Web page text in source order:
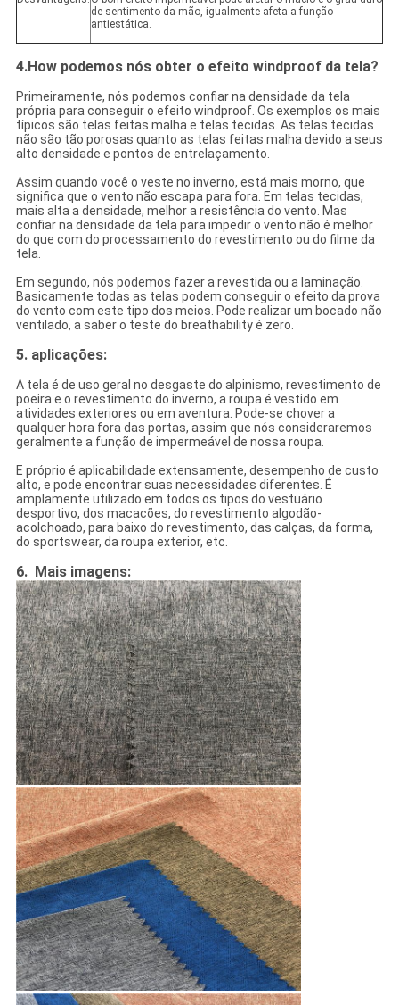
de sentimento da mão, igualmente afeta a função
antiestática.
4.How podemos nós obter o efeito windproof da tela?
Primeiramente, nós podemos confiar na densidade da tela
própria para conseguir o efeito windproof. Os exemplos os mais
típicos são telas feitas malha e telas tecidas. As telas tecidas
não são tão porosas quanto as telas feitas malha devido a seus
alto densidade e pontos de entrelaçamento.
Assim quando você o veste no inverno, está mais morno, que
significa que o vento não escapa para fora. Em telas tecidas,
mais alta a densidade, melhor a resistência do vento. Mas
confiar na densidade da tela para impedir o vento não é melhor
do que com do processamento do revestimento ou do filme da
tela.
Em segundo, nós podemos fazer a revestida ou a laminação.
Basicamente todas as telas podem conseguir o efeito da prova
do vento com este tipo dos meios. Pode realizar um bocado não
ventilado, a saber o teste do breathability é zero.
5. aplicações:
A tela é de uso geral no desgaste do alpinismo, revestimento de
poeira e o revestimento do inverno, a roupa é vestido em
atividades exteriores ou em aventura. Pode-se chover a
qualquer hora fora das portas, assim que nós consideraremos
geralmente a função de impermeável de nossa roupa.
E próprio é aplicabilidade extensamente, desempenho de custo
alto, e pode encontrar suas necessidades diferentes. É
amplamente utilizado em todos os tipos do vestuário
desportivo, dos macacões, do revestimento algodão-
acolchoado, para baixo do revestimento, das calças, da forma,
do sportswear, da roupa exterior, etc.
6. Mais imagens: